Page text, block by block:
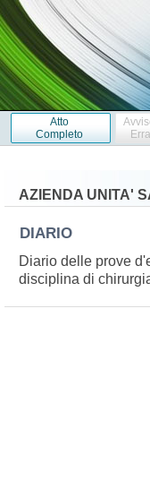
Atto
Completo
AZIENDA UNITA'
DIARIO
Diario delle prove
disciplina di